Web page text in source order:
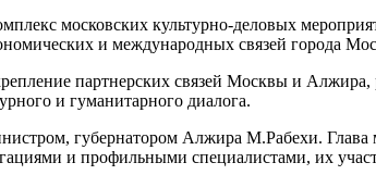
московских культурно-деловых
и международных связей города
партнерских связей Москвы и
и гуманитарного диалога.
губернатором Алжира М.Рабехи.
и профильными специалистами, их